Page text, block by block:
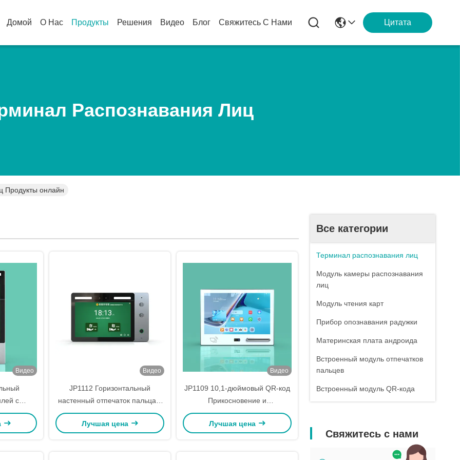
Домой О Нас Продукты Решения Видео Блог Свяжитесь С Нами Цитата
Распознавания Лиц
Продукты онлайн
Все категории
Терминал распознавания лиц
Модуль камеры распознавания
лиц
Модуль чтения карт
Прибор опознавания радужки
Материнская плата андроида
Встроенный модуль отпечатков
пальцев
Встроенный модуль QR-кода
Свяжитесь с нами
Видео
с
и
Видео
JP1112 Горизонтальный
настенный отпечаток пальца и
распознавание лица
Визуальный терминал контроля
Лучшая цена
Видео
JP1109 10,1-дюймовый QR-код
Прикосновение и
бесконтактный RFID-
прикосновение Терминал
Лучшая цена